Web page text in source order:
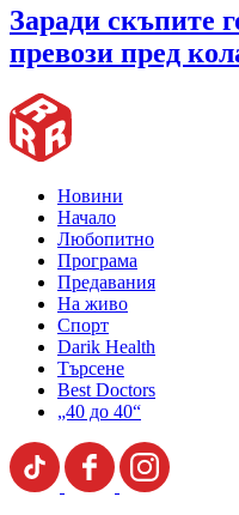
Заради скъпите
превози пред
Новини
Начало
Любопитно
Програма
Предавания
На живо
Спорт
Darik Health
Търсене
Best Doctors
„40 до 40“